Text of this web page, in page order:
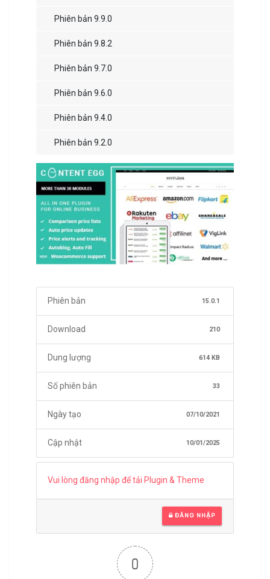
Phiên bản 9.9.0
Phiên bản 9.8.2
Phiên bản 9.7.0
Phiên bản 9.6.0
Phiên bản 9.4.0
Phiên bản 9.2.0
Phiên bản 15.0.1
Download 210
Dung lượng 614 KB
Số phiên bản 33
Ngày tạo 07/10/2021
Cập nhật 10/01/2025
Vui lòng đăng nhập để tải Plugin & Theme
ĐĂNG NHẬP
0